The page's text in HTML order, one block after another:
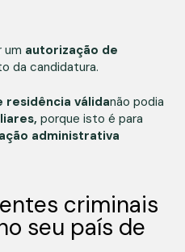
um autorização de
da candidatura.
residência válidanão podia
porque isto é para
administrativa
criminais
seu país de